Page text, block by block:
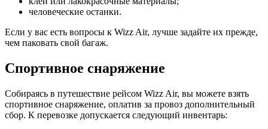
человеческие останки.
Если у вас есть вопросы к Wizz Air, лучше задайте их прежде,
чем паковать свой багаж.
Спортивное снаряжение
Собираясь в путешествие рейсом Wizz Air, вы можете взять
спортивное снаряжение, оплатив за провоз дополнительный
сбор. К перевозке допускается следующий инвентарь: